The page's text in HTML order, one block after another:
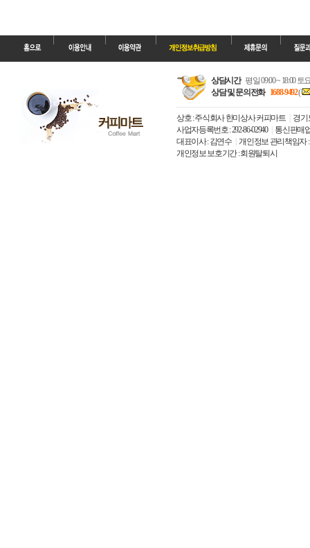
상담시간평일 09:00 ~ 18:00 토
상담 및 문의전화1688-9492(
상호 : 주식회사 한미상사 커피마트
경기
사업자등록번호 : 292-86-02940
통신판매
대표이사 : 김연수
개인정보 관리책임자
개인정보 보호기간 : 회원탈퇴시